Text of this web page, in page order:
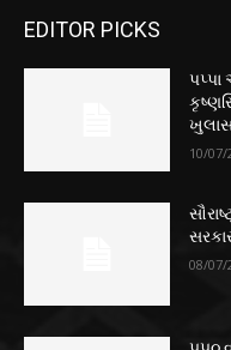
EDITOR PICKS
પપ્પા
10/07/
08/07/